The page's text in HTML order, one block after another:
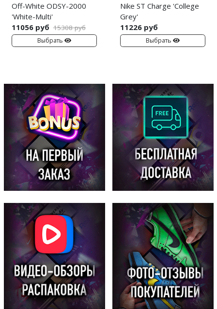
Off-White ODSY-2000
'White-Multi'
11056 руб 15308 руб
Выбрать
Nike ST Charge 'College
Grey'
11226 руб
Выбрать